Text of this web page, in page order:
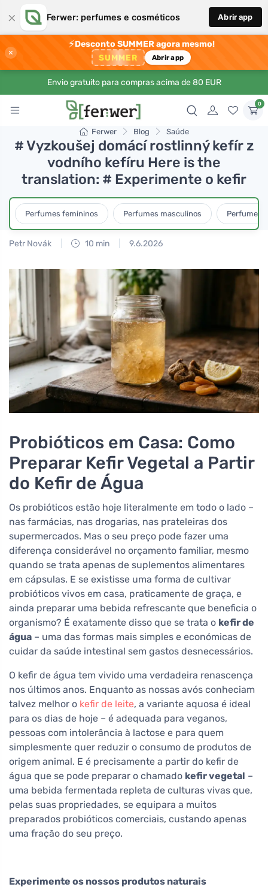
× Ferwer: perfumes e cosméticos Abrir app
×
⚡Desconto SUMMER agora mesmo!
SUMMER Abrir app
Envio gratuito para compras acima de 80 EUR
0
Ferwer Blog Saúde
# Vyzkoušej domácí rostlinný kefír z
vodního kefíru Here is the
translation: # Experimente o kefir
Perfumes femininos Perfumes masculinos Perfumes
Petr Novák 10 min 9.6.2026
Probióticos em Casa: Como
Preparar Kefir Vegetal a Partir
do Kefir de Água
Os probióticos estão hoje literalmente em todo o lado –
nas farmácias, nas drogarias, nas prateleiras dos
supermercados. Mas o seu preço pode fazer uma
diferença considerável no orçamento familiar, mesmo
quando se trata apenas de suplementos alimentares
em cápsulas. E se existisse uma forma de cultivar
probióticos vivos em casa, praticamente de graça, e
ainda preparar uma bebida refrescante que beneficia o
organismo? É exatamente disso que se trata o kefir de
água – uma das formas mais simples e económicas de
cuidar da saúde intestinal sem gastos desnecessários.
O kefir de água tem vivido uma verdadeira renascença
nos últimos anos. Enquanto as nossas avós conheciam
talvez melhor o kefir de leite, a variante aquosa é ideal
para os dias de hoje – é adequada para veganos,
pessoas com intolerância à lactose e para quem
simplesmente quer reduzir o consumo de produtos de
origem animal. E é precisamente a partir do kefir de
água que se pode preparar o chamado kefir vegetal –
uma bebida fermentada repleta de culturas vivas que,
pelas suas propriedades, se equipara a muitos
preparados probióticos comerciais, custando apenas
uma fração do seu preço.
Experimente os nossos produtos naturais